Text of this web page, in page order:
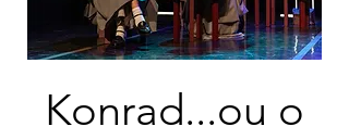
Konrad...ou o